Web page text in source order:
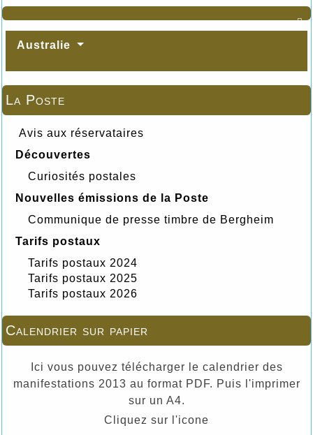

Australie
La Poste
Avis aux réservataires
Découvertes
Curiosités postales
Nouvelles émissions de la Poste
Communique de presse timbre de Bergheim
Tarifs postaux
Tarifs postaux 2024
Tarifs postaux 2025
Tarifs postaux 2026
Calendrier sur papier
Ici vous pouvez télécharger le calendrier des
manifestations 2013 au format PDF. Puis l'imprimer
sur un A4.
Cliquez sur l'icone